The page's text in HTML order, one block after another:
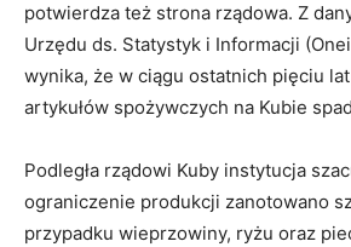
potwierdza też strona rządowa. Z
Urzędu ds. Statystyk i Informacji
wynika, że w ciągu ostatnich pięciu
artykułów spożywczych na Kubie
Podległa rządowi Kuby instytucja
ograniczenie produkcji zanotowano
przypadku wieprzowiny, ryżu oraz